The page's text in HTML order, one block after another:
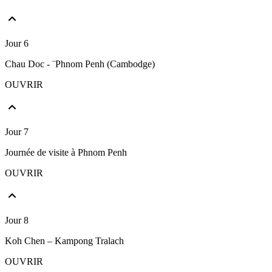
Jour 6
Chau Doc - ¨Phnom Penh (Cambodge)
OUVRIR
Jour 7
Journée de visite à Phnom Penh
OUVRIR
Jour 8
Koh Chen – Kampong Tralach
OUVRIR